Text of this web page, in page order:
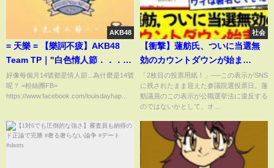
AKB48
= 天樂 = 【樂詞不疲】AKB48
Team TP｜"白色情人節．．．"
@ RESET劇場公演
好像每個月14號都是情人節...為什麼是14號
呢？ =粉絲團FB=
https://www.facebook.com/louisdayhap...
社会
【衝撃】蓮舫氏、ついに当選無
効のカウントダウンが始ま
る！！
「2枚目の投票用紙！」──この表示がSNS
に残されたまま迎えた参議院選投票日。蓮
舫議員のこの表示が公職選挙法に違反する
のではないかとして、オ...